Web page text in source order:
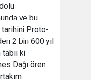
ve bu
Proto-
2 bin 600 yıl
tabii ki
Dağı ören